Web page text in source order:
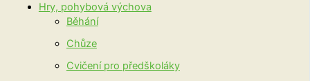
Hry, pohybová výchova
Běhání
Chůze
Cvičení pro předškoláky